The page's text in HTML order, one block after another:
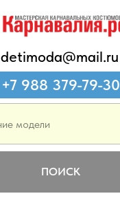
detimoda@mail.ru
+7 988 379-79-30
ПОИСК